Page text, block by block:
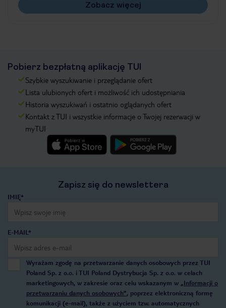
Zobacz więcej
Pobierz bezpłatną aplikację TUI
Szybkie wyszukiwanie i przeglądanie ofert
Lista ulubionych ofert i możliwość ich udostępniania
Historia wyszukiwań i ostatnio oglądanych ofert
Kontakt z TUI i wszystkie informacje o Twojej rezerwacji w
myTUI
Zapisz się do newslettera
IMIĘ*
E-MAIL*
Wyrażam zgodę na przetwarzanie danych osobowych przez TUI
Poland Sp. z o.o. i TUI Poland Dystrybucja Sp. z o.o. w celach
marketingowych, w zakresie oraz celu wskazanym w „Informacji o
przetwarzaniu danych osobowych”, poprzez elektroniczną formę
komunikacji (e-mail), także z użyciem tzw. automatycznych